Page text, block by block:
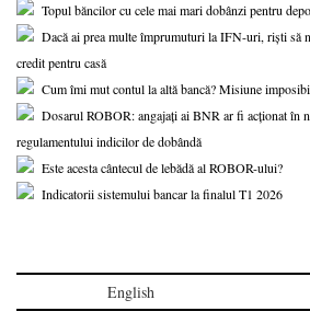
Topul băncilor cu cele mai mari dobânzi pentru
Dacă ai prea multe împrumuturi la IFN-uri, riști să
credit pentru casă
Cum îmi mut contul la altă bancă? Misiune
Dosarul ROBOR: angajați ai BNR ar fi acționat în
regulamentului indicilor de dobândă
Este acesta cântecul de lebădă al ROBOR-ului?
Indicatorii sistemului bancar la finalul T1 2026
English